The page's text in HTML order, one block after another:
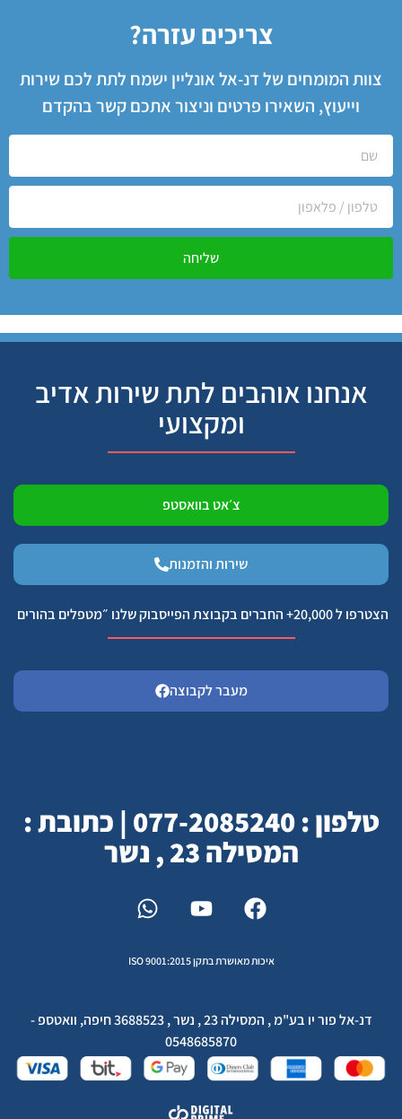
צריכים עזרה?
צוות המומחים של דנ-אל אונליין ישמח לתת לכם שירות
וייעוץ, השאירו פרטים וניצור אתכם קשר בהקדם
שליחה
אנחנו אוהבים לתת שירות אדיב
ומקצועי
צ׳אט בוואסטפ
שירות והזמנות
הצטרפו ל 20,000+ החברים בקבוצת הפייסבוק שלנו ״מטפלים בהורים
מעבר לקבוצה
טלפון : 077-2085240 | כתובת :
המסילה 23 , נשר
איכות מאושרת בתקן ISO 9001:2015
דנ-אל פור יו בע"מ , המסילה 23 , נשר , 3688523 חיפה, וואטספ -
0548685870